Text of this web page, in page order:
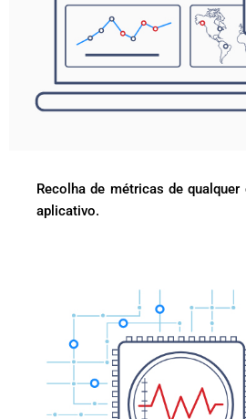
Recolha de métricas de
aplicativo.